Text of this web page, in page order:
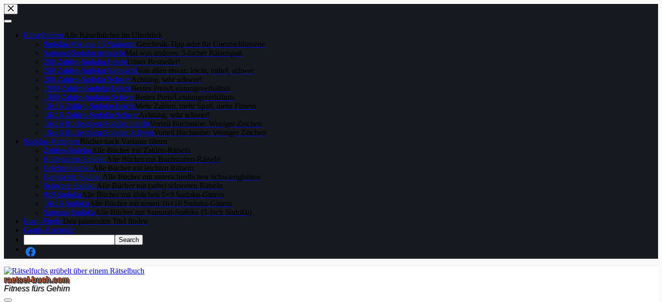
Skip
to
content
RätselbücherAlle Rätselbücher im Überblick
Sudoku-Mix aus 15 VariantenGeschenk-Tipp oder für Unentschlossene
Samurai-Sudoku gemischtMal was anderes: 5-facher Rätselspaß
200 Zahlen-Sudoku LeichtUnser Bestseller!
200 Zahlen-Sudoku GemischtVon allen etwas: leicht, mittel, schwer
200 Zahlen-Sudoku SchwerAchtung, sehr schwer!
1000 Zahlen-Sudoku LeichtBestes Preis/Leistungsverhältnis
1000 Zahlen-Sudoku SchwerBestes Preis/Leistungsverhältnis
16x16 Zahlen-Sudoku LeichtMehr Zahlen, mehr Spaß, mehr Fitness
16x16 Zahlen-Sudoku SchwerAchtung, sehr schwer!
16x16 Buchstaben-Sudoku LeichtVorteil Buchstabe: Weniger Zeichen
16x16 Buchstaben-Sudoku SchwerVorteil Buchstabe: Weniger Zeichen
Sudoku-VariantenBücher nach Variante filtern
Zahlen-Sudoku Alle Bücher mit Zahlen-Rätseln
Buchstaben-Sudoku Alle Bücher mit Buchstaben-Rätseln
Leichte Sudoku Alle Bücher mit leichten Rätseln
Gemischte Sudoku Alle Bücher mit unterschiedlichen Schwierigkeiten
Schwere Sudoku Alle Bücher mit (sehr) schweren Rätseln
9x9 Sudoku Alle Bücher mit üblichen 9×9 Sudoku-Gittern
16x16 Sudoku Alle Bücher mit neuen 16×16 Sudoku-Gittern
Samurai Sudoku Alle Bücher mit Samurai-Sudoku (5-fach Sudoku)
Buch-FinderDen passenden Titel finden
Gratis-Exemplar
raetsel-buch.com
Fitness fürs Gehirn